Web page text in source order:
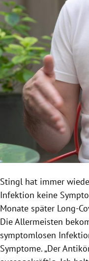
Stingl hat immer
Infektion keine
Monate später Long-
Die Allermeisten
symptomlosen
Symptome. „Der